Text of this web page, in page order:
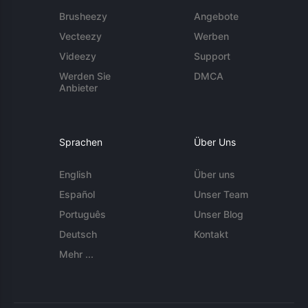
Brusheezy
Vecteezy
Videezy
Werden Sie
Anbieter
Angebote
Werben
Support
DMCA
Sprachen
English
Español
Português
Deutsch
Mehr ...
Über Uns
Über uns
Unser Team
Unser Blog
Kontakt